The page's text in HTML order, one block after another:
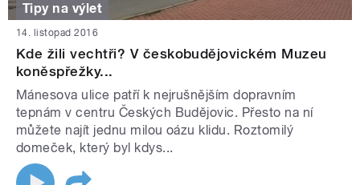
Tipy na výlet
14. listopad 2016
Kde žili vechtři? V českobudějovickém Muzeu
koněspřežky...
Mánesova ulice patří k nejrušnějším dopravním
tepnám v centru Českých Budějovic. Přesto na ní
můžete najít jednu milou oázu klidu. Roztomilý
domeček, který byl kdys...